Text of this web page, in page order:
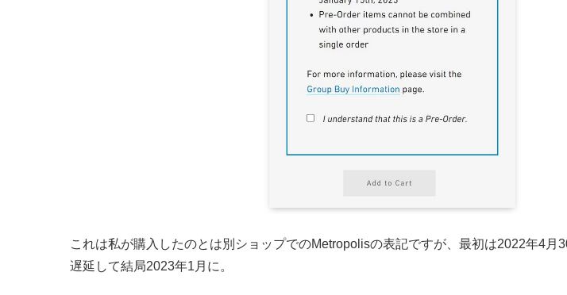
これは私が購入したのとは別ショップでのMetropolisの表記ですが、最初は2022年4月
遅延して結局2023年1月に。